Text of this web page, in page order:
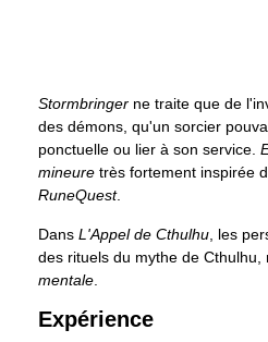
Stormbringer ne traite que de
des démons, qu'un sorcier
ponctuelle ou lier à son service.
mineure très fortement inspirée
RuneQuest.
Dans L'Appel de Cthulhu , les
des rituels du mythe de
mentale
Expérience